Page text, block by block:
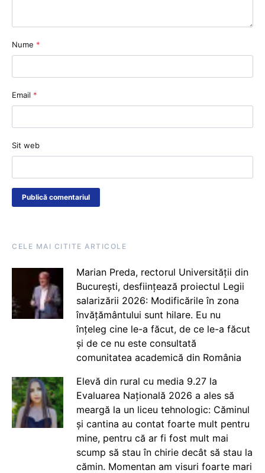
Nume *
Email *
Sit web
CELE MAI CITITE ARTICOLE
Marian Preda, rectorul Universității din
București, desființează proiectul Legii
salarizării 2026: Modificările în zona
învățământului sunt hilare. Eu nu
înțeleg cine le-a făcut, de ce le-a făcut
și de ce nu este consultată
comunitatea academică din România
Elevă din rural cu media 9.27 la
Evaluarea Națională 2026 a ales să
meargă la un liceu tehnologic: Căminul
și cantina au contat foarte mult pentru
mine, pentru că ar fi fost mult mai
scump să stau în chirie decât să stau la
cămin. Momentan am visuri foarte mari